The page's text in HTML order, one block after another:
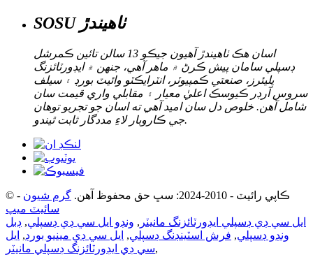
SOSU ٺاهيندڙ
اسان هڪ ٺاهيندڙ آهيون جيڪو 13 سالن تائين ڪمرشل
ڊسپلي سامان پيش ڪرڻ ۾ ماهر آهي، جنهن ۾ ايڊورٽائزنگ
پليئرز، صنعتي ڪمپيوٽر، انٽرايڪٽو وائيٽ بورڊ ۽ سيلف
سروس آرڊر ڪيوسڪ اعليٰ معيار ۽ مقابلي واري قيمت سان
شامل آهن. خلوص دل سان اميد آهي ته اسان جو تجربو توهان
جي ڪاروبار لاءِ مددگار ثابت ٿيندو.
© ڪاپي رائيٽ - 2010-2024: سڀ حق محفوظ آهن. گرم شيون -
سائيٽ ميپ
ايل سي ڊي ڊسپلي ايڊورٽائزنگ مانيٽر , ونڊو ايل سي ڊي ڊسپلي, ڊبل
ونڊو ڊسپلي, فرش اسٽينڊنگ ڊسپلي, ايل سي ڊي مينيو بورڊ, ايل
سي ڊي ايڊورٽائزنگ ڊسپلي مانيٽر,